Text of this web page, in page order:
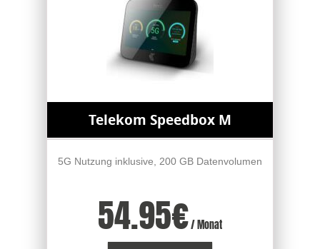
Telekom Speedbox M
5G Nutzung inklusive, 200 GB Datenvolumen
54.95€/ Monat